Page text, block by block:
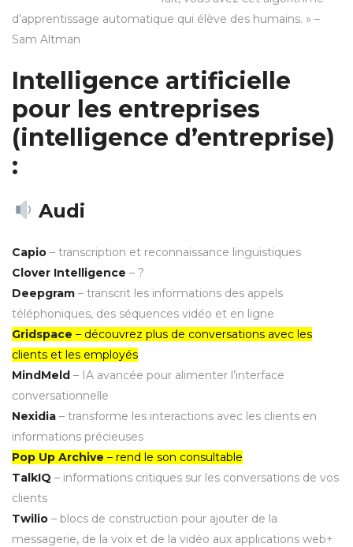
d’apprentissage automatique qui élève des humains. » –
Sam Altman
Intelligence artificielle
pour les entreprises
(intelligence d’entreprise)
:
Audi
Capio – transcription et reconnaissance linguistiques
Clover Intelligence – ?
Deepgram – transcrit les informations des appels
téléphoniques, des séquences vidéo et en ligne
Gridspace – découvrez plus de conversations avec les
clients et les employés
MindMeld – IA avancée pour alimenter l’interface
conversationnelle
Nexidia – transforme les interactions avec les clients en
informations précieuses
Pop Up Archive – rend le son consultable
TalkIQ – informations critiques sur les conversations de vos
clients
Twilio – blocs de construction pour ajouter de la
messagerie, de la voix et de la vidéo aux applications web+